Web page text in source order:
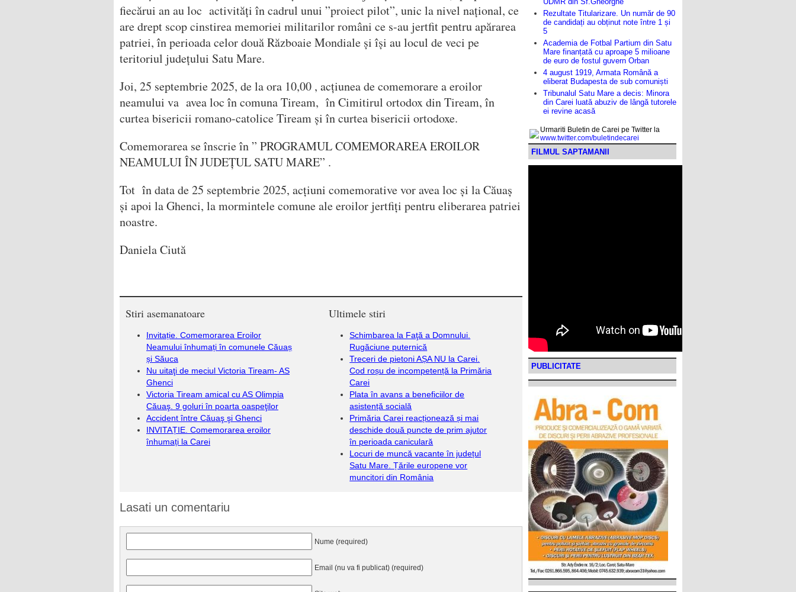
fiecărui an au loc activități în cadrul unui ”proiect pilot”, unic la nivel național, ce
are drept scop cinstirea memoriei militarilor români ce s-au jertfit pentru apărarea
patriei, în perioada celor două Războaie Mondiale și își au locul de veci pe
teritoriul județului Satu Mare.
Joi, 25 septembrie 2025, de la ora 10,00 , acțiunea de comemorare a eroilor
neamului va avea loc în comuna Tiream, în Cimitirul ortodox din Tiream, în
curtea bisericii romano-catolice Tiream și în curtea bisericii ortodoxe.
Comemorarea se înscrie în ” PROGRAMUL COMEMORAREA EROILOR
NEAMULUI ÎN JUDEȚUL SATU MARE” .
Tot în data de 25 septembrie 2025, acțiuni comemorative vor avea loc și la Căuaș
și apoi la Ghenci, la mormintele comune ale eroilor jertfiți pentru eliberarea patriei
noastre.
Daniela Ciută
Stiri asemanatoare
Invitație. Comemorarea Eroilor
Neamului înhumați în comunele Căuaș
și Săuca
Nu uitaţi de meciul Victoria Tiream- AS
Ghenci
Victoria Tiream amical cu AS Olimpia
Căuaş. 9 goluri în poarta oaspeţilor
Accident între Căuaş şi Ghenci
INVITAȚIE. Comemorarea eroilor
înhumați la Carei
Ultimele stiri
Schimbarea la Faţă a Domnului.
Rugăciune puternică
Treceri de pietoni AȘA NU la Carei.
Cod roșu de incompetență la Primăria
Carei
Plata în avans a beneficiilor de
asistență socială
Primăria Carei reacționează și mai
deschide două puncte de prim ajutor
în perioada caniculară
Locuri de muncă vacante în județul
Satu Mare. Țările europene vor
muncitori din România
Lasati un comentariu
Nume (required)
Email (nu va fi publicat) (required)
Rezultate Titularizare. Un număr de 90
de candidați au obținut note între 1 și
5
Academia de Fotbal Partium din Satu
Mare finanțată cu aproape 5 milioane
de euro de fostul guvern Orban
4 august 1919, Armata Română a
eliberat Budapesta de sub comuniști
Tribunalul Satu Mare a decis: Minora
din Carei luată abuziv de lângă tutorele
ei revine acasă
Urmariti Buletin de Carei pe Twitter la
www.twitter.com/buletindecarei
FILMUL SAPTAMANII
PUBLICITATE